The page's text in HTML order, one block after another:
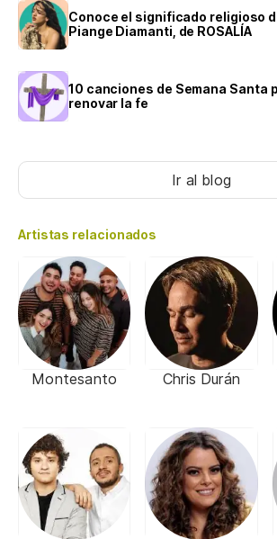
Conoce el significado religioso
Piange Diamanti, de ROSALÍA
10 canciones de Semana Santa
renovar la fe
Ir al blog
Artistas relacionados
Montesanto Chris Durán